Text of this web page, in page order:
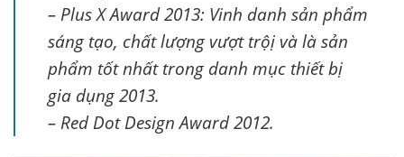
– Plus X Award 2013: Vinh danh sản phẩm
sáng tạo, chất lượng vượt trộị và là sản
phẩm tốt nhất trong danh mục thiết bị
gia dụng 2013.
– Red Dot Design Award 2012.